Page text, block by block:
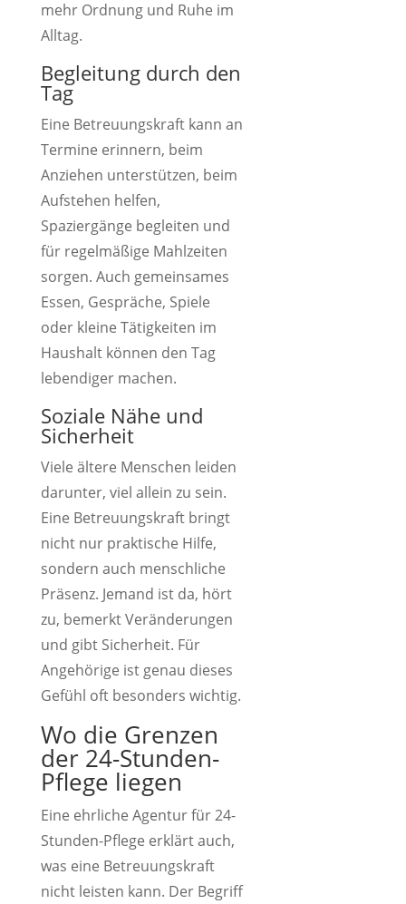
mehr Ordnung und Ruhe im
Alltag.
Begleitung durch den
Tag
Eine Betreuungskraft kann an
Termine erinnern, beim
Anziehen unterstützen, beim
Aufstehen helfen,
Spaziergänge begleiten und
für regelmäßige Mahlzeiten
sorgen. Auch gemeinsames
Essen, Gespräche, Spiele
oder kleine Tätigkeiten im
Haushalt können den Tag
lebendiger machen.
Soziale Nähe und
Sicherheit
Viele ältere Menschen leiden
darunter, viel allein zu sein.
Eine Betreuungskraft bringt
nicht nur praktische Hilfe,
sondern auch menschliche
Präsenz. Jemand ist da, hört
zu, bemerkt Veränderungen
und gibt Sicherheit. Für
Angehörige ist genau dieses
Gefühl oft besonders wichtig.
Wo die Grenzen
der 24-Stunden-
Pflege liegen
Eine ehrliche Agentur für 24-
Stunden-Pflege erklärt auch,
was eine Betreuungskraft
nicht leisten kann. Der Begriff